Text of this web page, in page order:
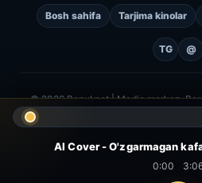
Bosh sahifa Tarjima kinolar
TG @
© 2026 Bepul.net | Media markaz.
AI Cover - O'zgarmagan
0:00